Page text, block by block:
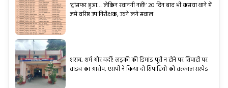
‘ट्रांसफर हुआ… लेकिन रवानगी नहीं!’ 20 दिन बाद भी कसया थाने में
जमे वरिष्ठ उप निरीक्षक, उठने लगे सवाल
शराब, शर्म और वर्दी! लड़की की डिमांड पूरी न होने पर सिपाही पर
तांडव का आरोप, एसपी ने किया दो सिपाहियों को तत्काल सस्पेंड